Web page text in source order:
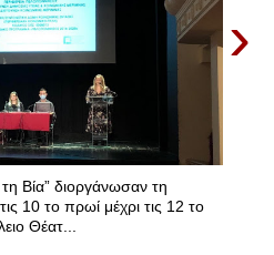
›
Βία” διοργάνωσαν τη
10 το πρωί μέχρι τις 12 το
Θέατ...